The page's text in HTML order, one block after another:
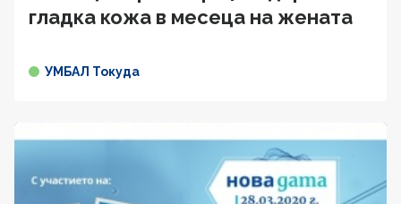
гладка кожа в месеца на жената
УМБАЛ Токуда